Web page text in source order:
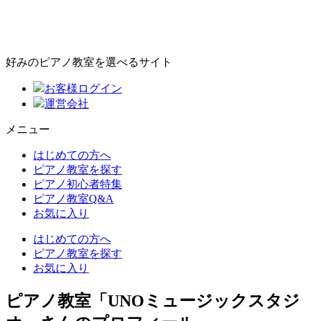
好みのピアノ教室を選べるサイト
お客様ログイン
運営会社
メニュー
はじめての方へ
ピアノ教室を探す
ピアノ初心者特集
ピアノ教室Q&A
お気に入り
はじめての方へ
ピアノ教室を探す
お気に入り
ピアノ教室「UNOミュージックスタジ